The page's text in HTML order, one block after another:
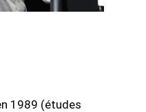
1989 (études